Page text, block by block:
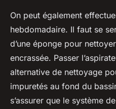
On peut également
hebdomadaire. Il faut se
d’une éponge pour
encrassée. Passer
alternative de nettoyage
impuretés au fond du
s’assurer que le système